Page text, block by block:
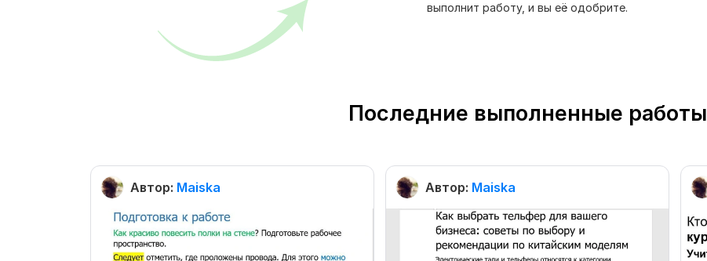
выполнит работу, и вы её одобрите.
Последние выполненные работы
Автор: Maiska Автор: Maiska